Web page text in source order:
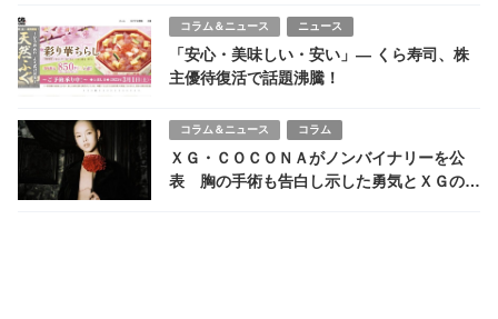
コラム＆ニュース ニュース
「安心・美味しい・安い」― くら寿司、株
主優待復活で話題沸騰！
コラム＆ニュース コラム
ＸＧ・ＣＯＣＯＮＡがノンバイナリーを公
表 胸の手術も告白し示した勇気とＸＧの世